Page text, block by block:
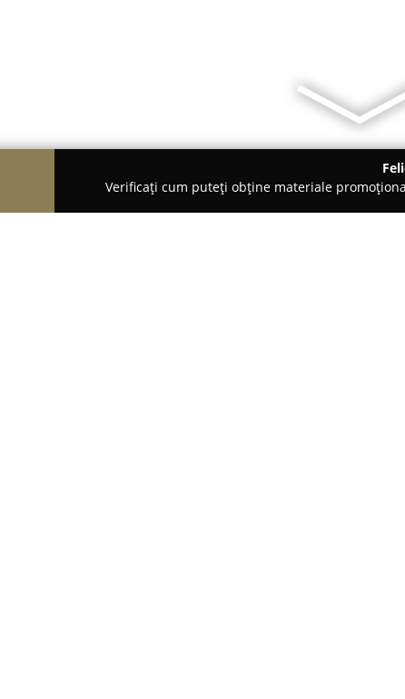
Verificați cum puteți obține materiale